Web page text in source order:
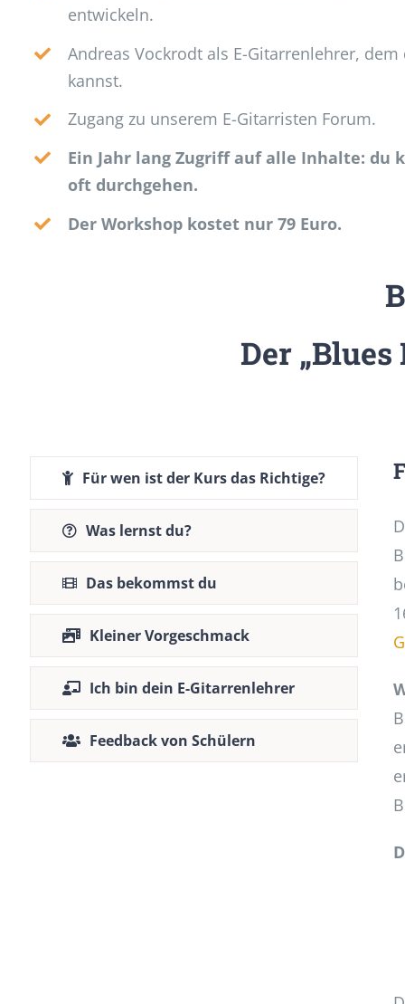
entwickeln.
Andreas Vockrodt als E-Gitarrenlehrer, dem
kannst.
Zugang zu unserem E-Gitarristen Forum.
Ein Jahr lang Zugriff auf alle Inhalte: du
oft durchgehen.
Der Workshop kostet nur 79 Euro.
Der
Für wen ist der Kurs das Richtige?
Was lernst du?
Das bekommst du
Kleiner Vorgeschmack
Ich bin dein E-Gitarrenlehrer
Feedback von Schülern